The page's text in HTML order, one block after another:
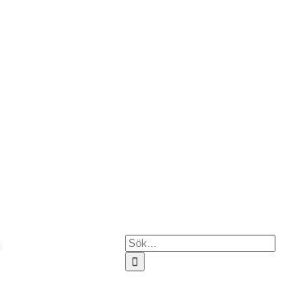
Sök
efter: